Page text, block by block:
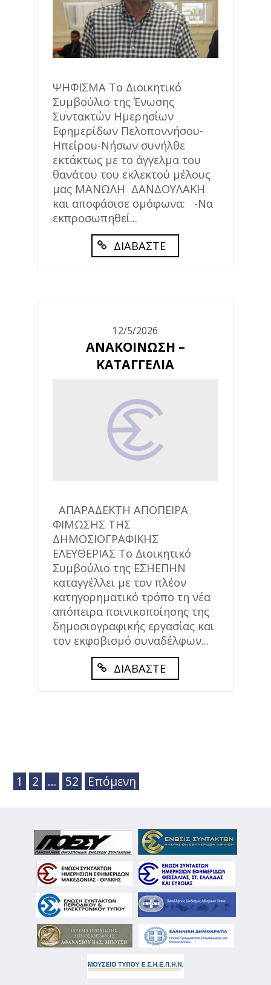
ΨΗΦΙΣΜΑ Το Διοικητικό
Συμβούλιο της Ένωσης
Συντακτών Ημερησίων
Εφημερίδων Πελοποννήσου-
Ηπείρου-Νήσων συνήλθε
εκτάκτως με το άγγελμα του
θανάτου του εκλεκτού μέλους
μας ΜΑΝΩΛΗ ΔΑΝΔΟΥΛΑΚΗ
και αποφάσισε ομόφωνα: -Να
εκπροσωπηθεί...
ΔΙΑΒΑΣΤΕ
12/5/2026
ΑΝΑΚΟΙΝΩΣΗ –
ΚΑΤΑΓΓΕΛΙΑ
ΑΠΑΡΑΔΕΚΤΗ ΑΠΟΠΕΙΡΑ
ΦΙΜΩΣΗΣ ΤΗΣ
ΔΗΜΟΣΙΟΓΡΑΦΙΚΗΣ
ΕΛΕΥΘΕΡΙΑΣ Το Διοικητικό
Συμβούλιο της ΕΣΗΕΠΗΝ
καταγγέλλει με τον πλέον
κατηγορηματικό τρόπο τη νέα
απόπειρα ποινικοποίησης της
δημοσιογραφικής εργασίας και
τον εκφοβισμό συναδέλφων...
ΔΙΑΒΑΣΤΕ
1 2 … 52 Επόμενη